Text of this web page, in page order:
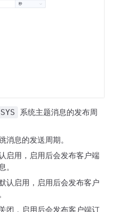
系统主题消息的发布周
消息的发送周期。
启用，启用后会发布客户端
。
默认启用，启用后会发布客户
闭，启用后会发布客户端订